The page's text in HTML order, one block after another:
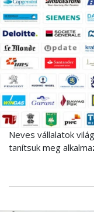
Neves vállalatok
tanítsuk meg